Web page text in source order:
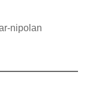
nipolan